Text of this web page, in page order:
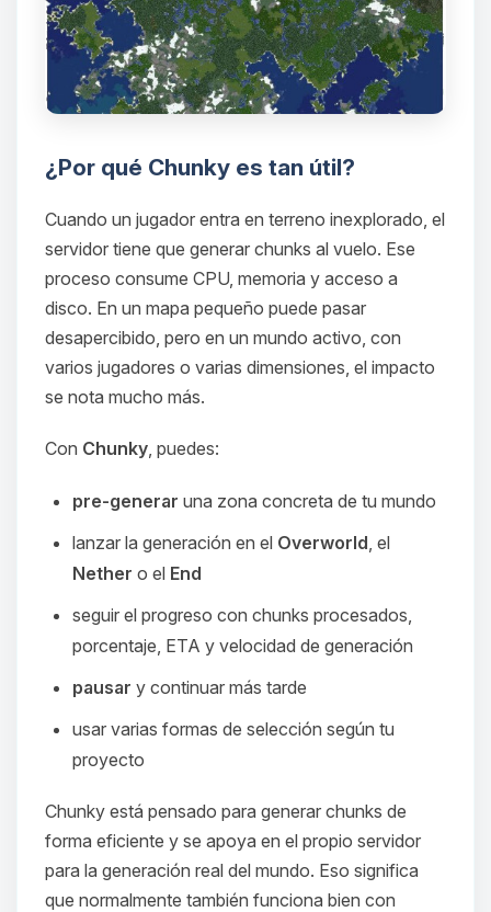
¿Por qué Chunky es tan útil?
Cuando un jugador entra en terreno inexplorado, el
servidor tiene que generar chunks al vuelo. Ese
proceso consume CPU, memoria y acceso a
disco. En un mapa pequeño puede pasar
desapercibido, pero en un mundo activo, con
varios jugadores o varias dimensiones, el impacto
se nota mucho más.
Con Chunky , puedes:
pre-generar una zona concreta de tu mundo
lanzar la generación en el Overworld , el
Nether o el End
seguir el progreso con chunks procesados,
porcentaje, ETA y velocidad de generación
pausar y continuar más tarde
usar varias formas de selección según tu
proyecto
Chunky está pensado para generar chunks de
forma eficiente y se apoya en el propio servidor
para la generación real del mundo. Eso significa
que normalmente también funciona bien con